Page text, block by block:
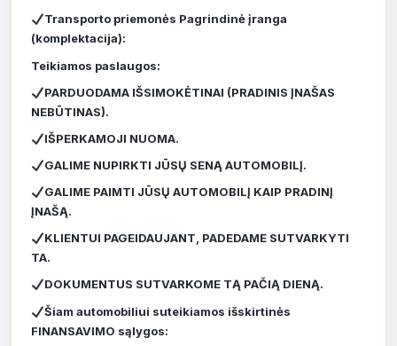
Transporto priemonės Pagrindinė įranga
(komplektacija):
Teikiamos paslaugos:
PARDUODAMA IŠSIMOKĖTINAI (PRADINIS ĮNAŠAS
NEBŪTINAS).
IŠPERKAMOJI NUOMA.
GALIME NUPIRKTI JŪSŲ SENĄ AUTOMOBILĮ.
GALIME PAIMTI JŪSŲ AUTOMOBILĮ KAIP PRADINĮ
ĮNAŠĄ.
KLIENTUI PAGEIDAUJANT, PADEDAME SUTVARKYTI
TA.
DOKUMENTUS SUTVARKOME TĄ PAČIĄ DIENĄ.
Šiam automobiliui suteikiamos išskirtinės
FINANSAVIMO sąlygos: